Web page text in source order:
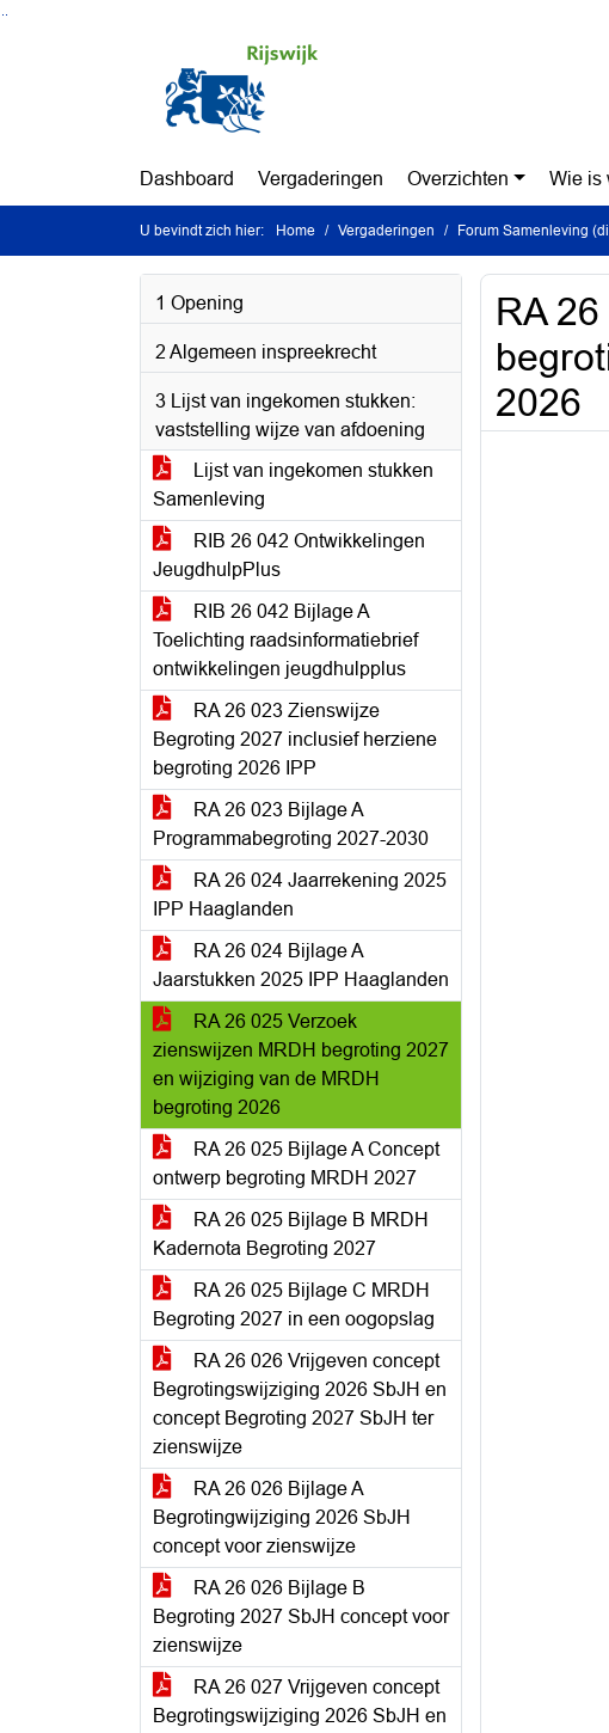
Dashboard Vergaderingen Overzichten Wie is
U bevindt zich hier: Home Vergaderingen Forum Samenleving
1 Opening
2 Algemeen inspreekrecht
3 Lijst van ingekomen stukken:
vaststelling wijze van afdoening
Lijst van ingekomen stukken
Samenleving
RIB 26 042 Ontwikkelingen
JeugdhulpPlus
RIB 26 042 Bijlage A
Toelichting raadsinformatiebrief
ontwikkelingen jeugdhulpplus
RA 26 023 Zienswijze
Begroting 2027 inclusief herziene
begroting 2026 IPP
RA 26 023 Bijlage A
Programmabegroting 2027-2030
RA 26 024 Jaarrekening 2025
IPP Haaglanden
RA 26 024 Bijlage A
Jaarstukken 2025 IPP Haaglanden
RA 26 025 Verzoek
zienswijzen MRDH begroting 2027
en wijziging van de MRDH
begroting 2026
RA 26 025 Bijlage A Concept
ontwerp begroting MRDH 2027
RA 26 025 Bijlage B MRDH
Kadernota Begroting 2027
RA 26 025 Bijlage C MRDH
Begroting 2027 in een oogopslag
RA 26 026 Vrijgeven concept
Begrotingswijziging 2026 SbJH en
concept Begroting 2027 SbJH ter
zienswijze
RA 26 026 Bijlage A
Begrotingwijziging 2026 SbJH
concept voor zienswijze
RA 26 026 Bijlage B
Begroting 2027 SbJH concept voor
zienswijze
RA 26 027 Vrijgeven concept
Begrotingswijziging 2026 SbJH en
RA
2026